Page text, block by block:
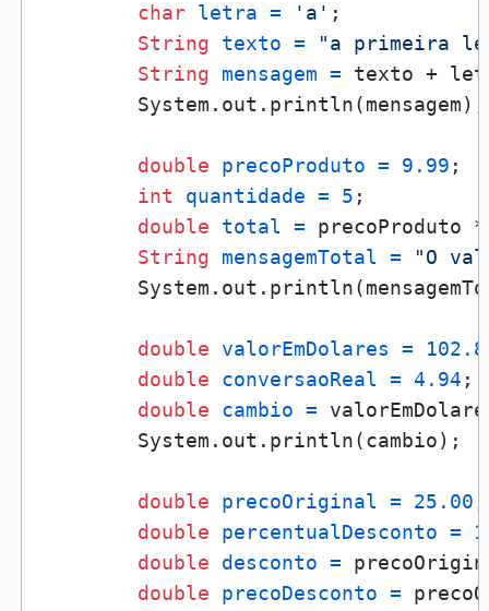
char letra = 'a' ;
String
texto =
"a primeira
String
mensagem = texto +
        System.out.println(mensagem);
double precoProduto = 9.99 ;
int
quantidade = 5 ;
double
total = precoProduto
String
mensagemTotal =
"O
double valorEmDolares =
double
conversaoReal = 4.94 ;
double
cambio =
        System.out.println(cambio);
double precoOriginal = 25.00
double
percentualDesconto =
double
desconto =
double
precoDesconto =